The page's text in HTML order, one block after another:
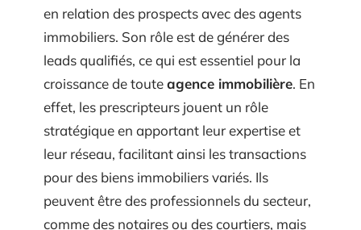
en relation des prospects avec des agents
immobiliers. Son rôle est de générer des
leads qualifiés, ce qui est essentiel pour la
croissance de touteagence immobilière. En
effet, les prescripteurs jouent un rôle
stratégique en apportant leur expertise et
leur réseau, facilitant ainsi les transactions
pour des biens immobiliers variés. Ils
peuvent être des professionnels du secteur,
comme des notaires ou des courtiers, mais